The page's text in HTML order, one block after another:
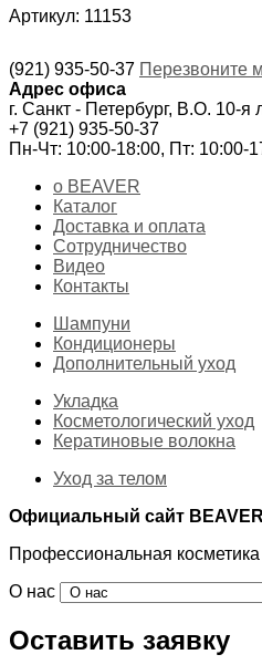
Артикул: 11153
(921) 935-50-37 Перезвоните
Адрес офиса
г. Санкт - Петербург, В.О. 10-
+7 (921) 935-50-37
Пн-Чт: 10:00-18:00, Пт: 10:00-
о BEAVER
Каталог
Доставка и оплата
Сотрудничество
Видео
Контакты
Шампуни
Кондиционеры
Дополнительный уход
Укладка
Косметологический уход
Кератиновые волокна
Уход за телом
Официальный сайт
Профессиональная
О нас
Оставить заявку